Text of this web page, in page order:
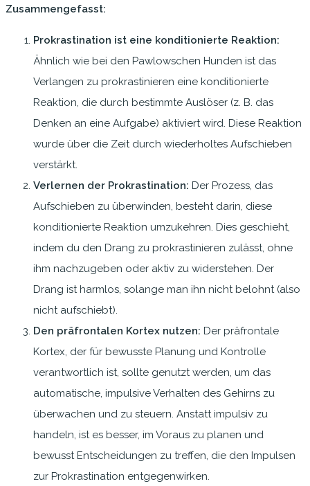
Zusammengefasst:
Prokrastination ist eine konditionierte Reaktion:
Ähnlich wie bei den Pawlowschen Hunden ist das
Verlangen zu prokrastinieren eine konditionierte
Reaktion, die durch bestimmte Auslöser (z. B. das
Denken an eine Aufgabe) aktiviert wird. Diese Reaktion
wurde über die Zeit durch wiederholtes Aufschieben
verstärkt.
Verlernen der Prokrastination: Der Prozess, das
Aufschieben zu überwinden, besteht darin, diese
konditionierte Reaktion umzukehren. Dies geschieht,
indem du den Drang zu prokrastinieren zulässt, ohne
ihm nachzugeben oder aktiv zu widerstehen. Der
Drang ist harmlos, solange man ihn nicht belohnt (also
nicht aufschiebt).
Den präfrontalen Kortex nutzen: Der präfrontale
Kortex, der für bewusste Planung und Kontrolle
verantwortlich ist, sollte genutzt werden, um das
automatische, impulsive Verhalten des Gehirns zu
überwachen und zu steuern. Anstatt impulsiv zu
handeln, ist es besser, im Voraus zu planen und
bewusst Entscheidungen zu treffen, die den Impulsen
zur Prokrastination entgegenwirken.